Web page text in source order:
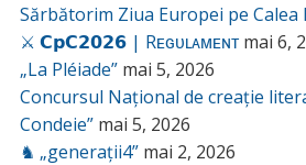
Sărbătorim Ziua Europei pe Calea
⚔️ 𝗖𝗽𝗖𝟮𝟬𝟮𝟲 | Rᴇɢᴜʟᴀᴍᴇɴᴛ mai 6,
„La Pléiade” mai 5, 2026
Concursul Național de creație
Condeie” mai 5, 2026
♞ „generații4” mai 2, 2026